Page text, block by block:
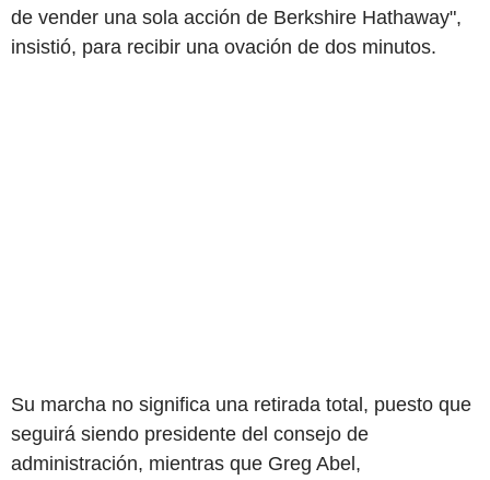
de vender una sola acción de Berkshire Hathaway",
insistió, para recibir una ovación de dos minutos.
Su marcha no significa una retirada total, puesto que
seguirá siendo presidente del consejo de
administración, mientras que Greg Abel,